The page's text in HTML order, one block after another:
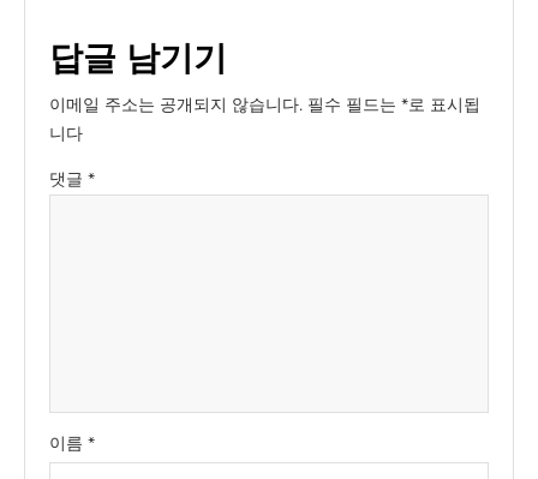
답글 남기기
이메일 주소는 공개되지 않습니다. 필수 필드는 *로 표시됩
니다
댓글 *
이름 *